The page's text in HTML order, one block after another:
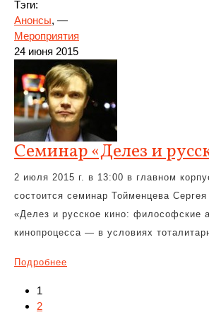
Тэги:
Анонсы, —
Мероприятия
24 июня 2015
Семинар «Делез и
2 июля 2015 г. в 13:00 в главном
состоится семинар Тойменцева
«Делез и русское кино: философские
кинопроцесса — в условиях
Подробнее
1
2